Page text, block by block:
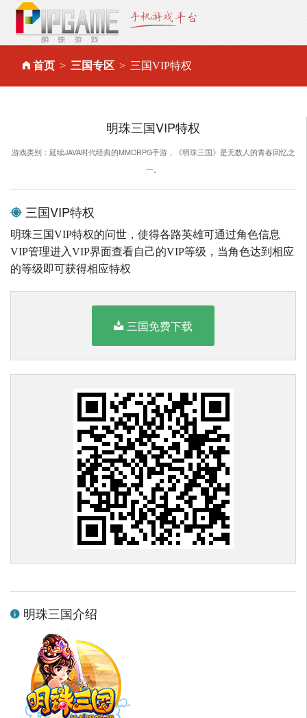
首页 三国专区 三国VIP特权
明珠三国VIP特权
游戏类别：延续JAVA时代经典的MMORPG手游，《明珠三国》是无数人的青春回忆之
一。
三国VIP特权
明珠三国VIP特权的问世，使得各路英雄可通过角色信息
VIP管理进入VIP界面查看自己的VIP等级，当角色达到相应
的等级即可获得相应特权
三国免费下载
明珠三国介绍